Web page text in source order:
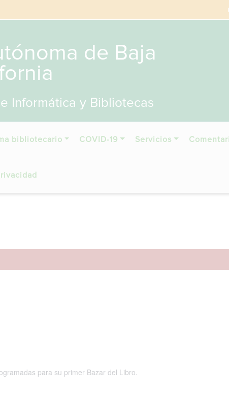
de Baja
Informática y Bibliotecas
bibliotecario COVID-19 Servicios
para su primer Bazar del Libro.